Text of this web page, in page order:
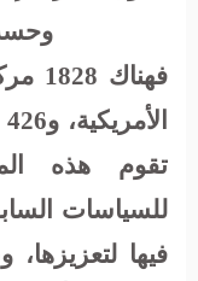
تقوم هذه
للسياسات
فيها